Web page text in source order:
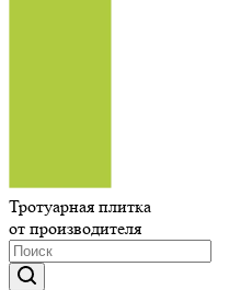
Тротуарная плитка
от производителя